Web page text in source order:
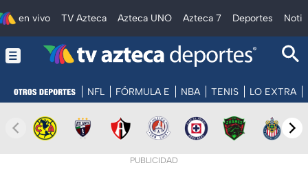
en vivo TV Azteca Azteca UNO Azteca 7 Deportes
NFL FÓRMULA E NBA TENIS LO EXTRA
PUBLICIDAD